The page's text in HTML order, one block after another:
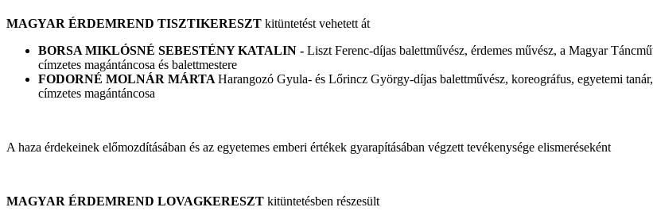
MAGYAR ÉRDEMREND TISZTIKERESZT kitüntetést vehetett át
BORSA MIKLÓSNÉ SEBESTÉNY KATALIN - Liszt Ferenc-díjas balettművész, érdemes művész, a Magyar
címzetes magántáncosa és balettmestere
FODORNÉ MOLNÁR MÁRTA Harangozó Gyula- és Lőrincz György-díjas balettművész, koreográfus, egyetemi
címzetes magántáncosa
A haza érdekeinek előmozdításában és az egyetemes emberi értékek gyarapításában végzett tevékenysége elismeréseként
MAGYAR ÉRDEMREND LOVAGKERESZT kitüntetésben részesült